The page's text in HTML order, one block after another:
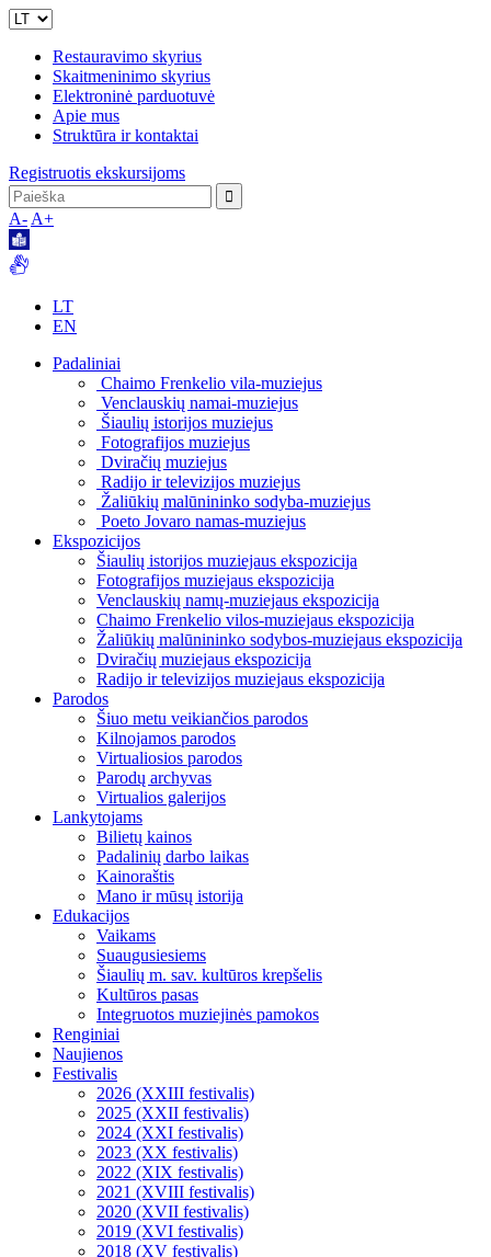
Restauravimo skyrius
Skaitmeninimo skyrius
Elektroninė parduotuvė
Apie mus
Struktūra ir kontaktai
Registruotis ekskursijoms
A- A+
LT
EN
Padaliniai
Chaimo Frenkelio vila-muziejus
Venclauskių namai-muziejus
Šiaulių istorijos muziejus
Fotografijos muziejus
Dviračių muziejus
Radijo ir televizijos muziejus
Žaliūkių malūnininko sodyba-muziejus
Poeto Jovaro namas-muziejus
Ekspozicijos
Šiaulių istorijos muziejaus ekspozicija
Fotografijos muziejaus ekspozicija
Venclauskių namų-muziejaus ekspozicija
Chaimo Frenkelio vilos-muziejaus ekspozicija
Žaliūkių malūnininko sodybos-muziejaus ekspozicija
Dviračių muziejaus ekspozicija
Radijo ir televizijos muziejaus ekspozicija
Parodos
Šiuo metu veikiančios parodos
Kilnojamos parodos
Virtualiosios parodos
Parodų archyvas
Virtualios galerijos
Lankytojams
Bilietų kainos
Padalinių darbo laikas
Kainoraštis
Mano ir mūsų istorija
Edukacijos
Vaikams
Suaugusiesiems
Šiaulių m. sav. kultūros krepšelis
Kultūros pasas
Integruotos muziejinės pamokos
Renginiai
Naujienos
Festivalis
2026 (XXIII festivalis)
2025 (XXII festivalis)
2024 (XXI festivalis)
2023 (XX festivalis)
2022 (XIX festivalis)
2021 (XVIII festivalis)
2020 (XVII festivalis)
2019 (XVI festivalis)
2018 (XV festivalis)